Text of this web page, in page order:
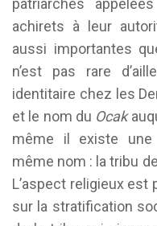
patriarches appelées
achirets à leur
aussi importantes
n’est pas rare
identitaire chez les
et le nom du Ocak
même il existe une
même nom : la tribu
L’aspect religieux est
sur la stratification